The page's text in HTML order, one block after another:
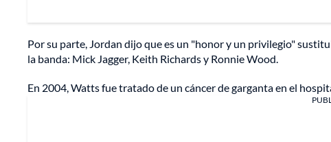
Por su parte, Jordan dijo que es un "honor y un privilegio"
la banda: Mick Jagger, Keith Richards y Ronnie Wood.
En 2004, Watts fue tratado de un cáncer de garganta en el